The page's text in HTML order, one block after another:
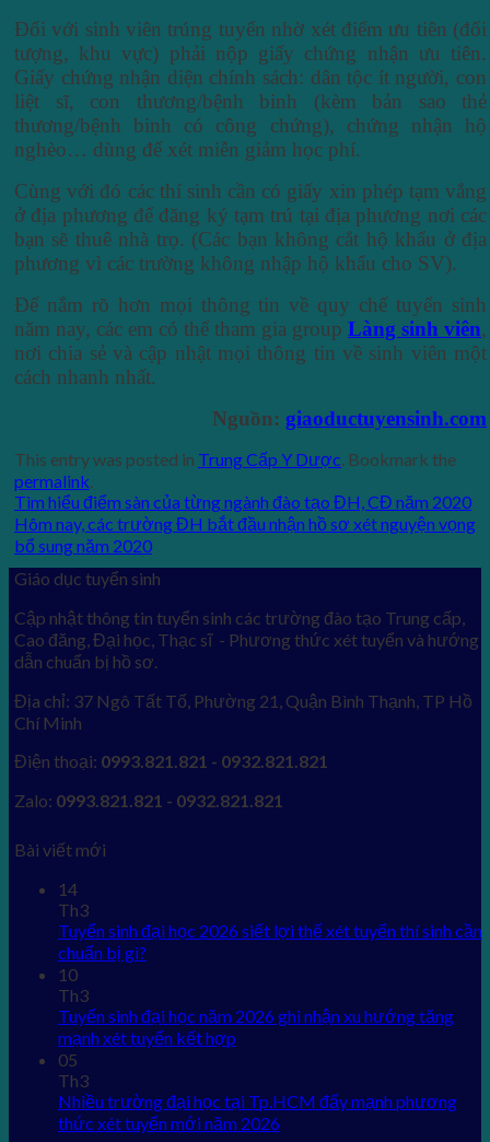
Đối với sinh viên trúng tuyển nhờ xét điểm ưu tiên (đối
tượng, khu vực) phải nộp giấy chứng nhận ưu tiên.
Giấy chứng nhận diện chính sách: dân tộc ít người, con
liệt sĩ, con thương/bệnh binh (kèm bản sao thẻ
thương/bệnh binh có công chứng), chứng nhận hộ
nghèo… dùng để xét miễn giảm học phí.
Cùng với đó các thí sinh cần có giấy xin phép tạm vắng
ở địa phương để đăng ký tạm trú tại địa phương nơi các
bạn sẽ thuê nhà trọ. (Các bạn không cắt hộ khẩu ở địa
phương vì các trường không nhập hộ khẩu cho SV).
Để nắm rõ hơn mọi thông tin về quy chế tuyển sinh
năm nay, các em có thể tham gia group Làng sinh viên,
nơi chia sẻ và cập nhật mọi thông tin về sinh viên một
cách nhanh nhất.
Nguồn: giaoductuyensinh.com
This entry was posted in Trung Cấp Y Dược. Bookmark the
permalink.
Tìm hiểu điểm sàn của từng ngành đào tạo ĐH, CĐ năm 2020
Hôm nay, các trường ĐH bắt đầu nhận hồ sơ xét nguyện vọng
bổ sung năm 2020
Giáo dục tuyển sinh
Cập nhật thông tin tuyển sinh các trường đào tạo Trung cấp,
Cao đăng, Đại học, Thạc sĩ - Phương thức xét tuyển và hướng
dẫn chuẩn bị hồ sơ.
Địa chỉ: 37 Ngô Tất Tố, Phường 21, Quận Bình Thạnh, TP Hồ
Chí Minh
Điện thoại: 0993.821.821 - 0932.821.821
Zalo: 0993.821.821 - 0932.821.821
Bài viết mới
14
Th3
Tuyển sinh đại học 2026 siết lợi thế xét tuyển thí sinh cần
chuẩn bị gì?
10
Th3
Tuyển sinh đại học năm 2026 ghi nhận xu hướng tăng
mạnh xét tuyển kết hợp
05
Th3
Nhiều trường đại học tại Tp.HCM đẩy mạnh phương
thức xét tuyển mới năm 2026